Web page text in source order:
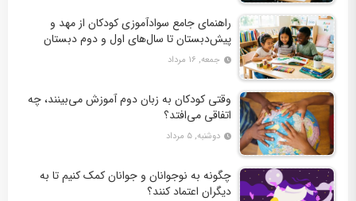
راهنمای جامع سوادآموزی کودکان از مهد و
پیش‌دبستان تا سال‌های اول و دوم دبستان
جمعه, ۱۶ مرداد
وقتی کودکان به زبان دوم آموزش می‌بینند، چه
اتفاقی می‌افتد؟
دوشنبه, ۵ مرداد
چگونه به نوجوانان و جوانان کمک کنیم تا به
دیگران اعتماد کنند؟